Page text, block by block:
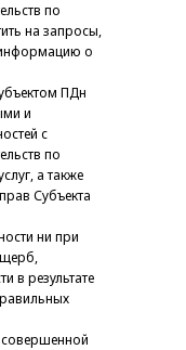
по
на запросы,
о
ПДн
и
с
по
а также
Субъекта
ни при
в результате